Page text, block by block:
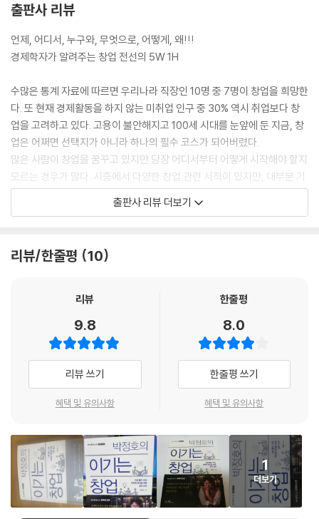
| 10장 | 가격은 어떻게 정해야 하나
02 소비자의 편익 수준을 이해하는 것은 손실을 줄일 때도 유용하다
03 고정비용과 가변비용을 유연하게 활용하라
05 현실에서 사용되는 비용-편익 분석
06 편익 계산이 더 어렵다
07 편익의 범위를 좁혀보는 다양한 방법
08 편익 추정 방법들의 공통점은 ‘불안’
?
양은 다소 부족하지만 성실함과 꾸준함을 갖춰 낮은 직급에서 높은 성과를
거둔 사람을 승진시키는 것이 옳은 일인지 아니면 하위 직급에서는 매번
덤벙거리고 꼼꼼함이 부족해 문서 처리 하나 못하지만 특유의 리더십과 소
한 고민이다.
이 문제는 쉽게 답을 내기 어려운 문제다. 세계적인 경영학자 내지 경제학
자 누구도 이 문제를 명쾌하게 해결하지 못했다. 이상에서 설명한 구조적
모순은 급속히 성장하는 신생 기업의 경우 더욱 첨예하게 직면하게 되는
문제다. 기존 직원만의 문제가 아니라 신규로 채용하는 직원까지 가세하는
경우가 많기 때문이다. 심지어 신생 기업은 아직 인사 관리의 노하우도 갖
추지 못한 경우가 많기 때문에 이러한 문제를 슬기롭게 풀 수 있는 역량마
저 미흡한 경우가 많다. 지금 적지 않은 성과를 창출하는 스타트업 기업이
---「4장 06 창업 시 가장 큰 난관은 인사 문제다」 중에서
발되는 경제적 효과보다 더욱 견고하다. 대규모 설비 투자로 획득한 효과
는 신기술의 등장과 함께 일순간 소멸될 수 있다. 뿐만 아니라 대형 설비 투
자는 신규 진출 기업을 막는 진입장벽 역할을 수행하기도 하지만 때로는
자신들의 퇴출을 막는 골칫덩이로 전락할 수 있다. 하지만 오랜 시간을 투
자해야 얻을 수 있는 노하우와 경험에 근거한 경제적 효과는 한순간에 대
체하기가 어렵다. 오랜 시간이 걸려야 축적되는 경험을 바탕으로 한 제품
과 서비스는 한순간에 흉내 낼 수 없다.
스타트업들은 해당 국가를 대표하는 도시들로 모여드는 경우가 많다. 많은
스타트업이 대도시에서 창업을 선택한 이유는 상대적으로 다양한 정보를
얻기 쉬울 뿐만 아니라 사업을 수행하는 데 필요한 여러 서비스를 외부로
출판사 리뷰
언제, 어디서, 누구와, 무엇으로, 어떻게, 왜!!!
경제학자가 알려주는 창업 전선의 5W 1H
수많은 통계 자료에 따르면 우리나라 직장인 10명 중 7명이 창업을 희망한
다. 또 현재 경제활동을 하지 않는 미취업 인구 중 30% 역시 취업보다 창
업을 고려하고 있다. 고용이 불안해지고 100세 시대를 눈앞에 둔 지금, 창
업은 어쩌면 선택지가 아니라 하나의 필수 코스가 되어버렸다.
많은 사람이 창업을 꿈꾸고 있지만 당장 어디서부터 어떻게 시작해야 할지
모르는 경우가 많다. 시중에서 다양한 창업 관련 서적이 있지만, 대부분 기
업가 정신 등을 기반으로 한 이론적 접근에 치중하거나 요식업, 프렌차이
즈, 부동산중개업 등 특정 분야에 관한 설명에 국한되었다. 실제로 얼마의
이 책에서 소통하는 경제학자 박정호는 학술적이고 이론적인 내용보다는
치 꼼꼼하게 소개했다. 다양한 통계자료와 경험담을 바탕으로 쓰인 이 책
안을 제시하고자 하였다. 독자들은 이 책을 통해 창업 시 마주칠 다양한 어
려움과 현실을 미리 경험할 수 있을 것이다.
“나는 과연 창업에 어울리는 사람일까?”
현장에서 전해주는 창업에 대한 5W 1H
창업을 준비하는 사람들이 가장 먼저 품는 의문은 “나는 과연 창업에 어울
리는 사람일까?”라는 질문일 것이다. 창업은 특출난 몇몇 사람의 전유물
은 아닌지, 특별한 재능이나 야망이 있어야만 하는 것은 아닌지부터 고민
하는 것이다. 이 책은 바로 이 질문에서부터 시작한다. 저자에 따르면 성공
한 CEO의 대부분은 “삶의 목표가 부의 창출에 있다.” 기본적으로 창업가
출판사 리뷰 더보기
리뷰/한줄평 10
리뷰
9.8
리뷰 쓰기
혜택 및 유의사항
한줄평
8.0
한줄평 쓰기
혜택 및 유의사항
1
더보기